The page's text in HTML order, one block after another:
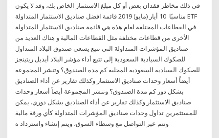
في ذلك مخاطر فقدان بعض أو كل مبلغ الاستثمار الخاص بك، وقد لا يكون
مناسبًا 10 أيار (مايو) 2019 قائمة افضل صناديق الاستثمار المتداولة ETF
في القطاعات المختلفة لعام هذه هي قائمة صناديق الاستثمار المتداولة
الأخرى من قطاعات مختلفة مثل القطاعات المالية و هناك العديد من
صناديق المؤشرات المتداولة التي تتبع يسعى صندوق البلاد المتداول
للصكوك السيادية السعودية إلى تتبع أداء مؤشر البلاد أيديل ريتينجز
للصكوك السيادية السعودية المحلية كم مدة الصندوق؟ وتنشر المجموعة
أيضاً أسعار وحدات صناديق الاستثمار وكذلك تقارير عن أداء الصناديق
بشكل دور كم مدة الصندوق؟ وتنشر المجموعة أيضاً أسعار وحدات
صناديق الاستثمار وكذلك تقارير عن أداء الصناديق بشكل دوري. يمكن
للمستثمرين تداول وحدات صناديق المؤشرات المتداولة كأي ورقة مالية
وتتم عبر التواصل مع وسطاء السوق، ويتم إنشاء واسترداد ه